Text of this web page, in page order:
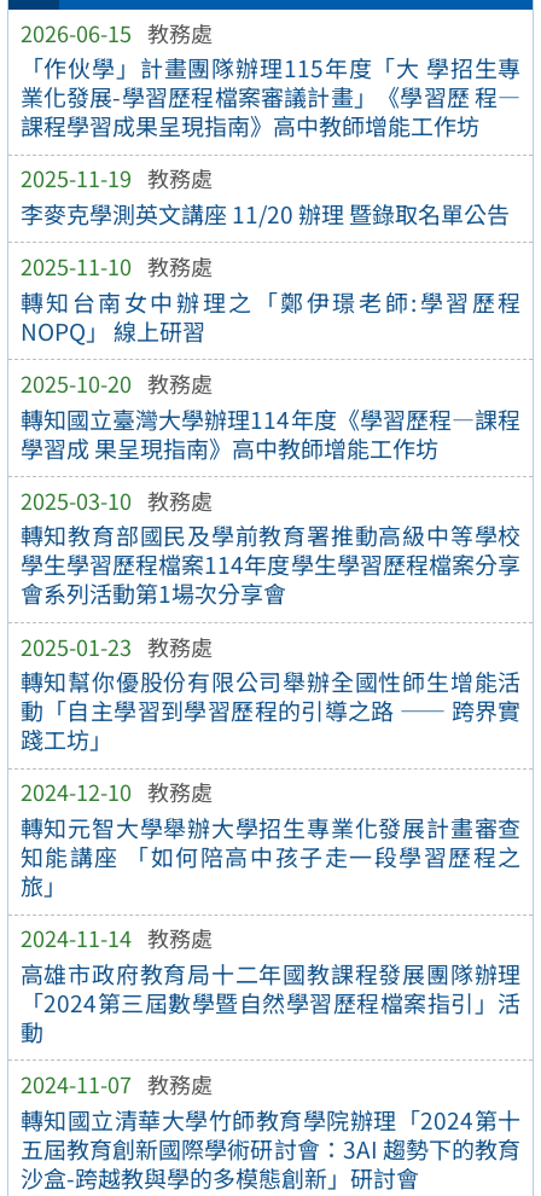
2026-06-15 教務處
「作伙學」計畫團隊辦理115年度「大 學招生專
業化發展-學習歷程檔案審議計畫」《學習歷 程—
課程學習成果呈現指南》高中教師增能工作坊
2025-11-19 教務處
李麥克學測英文講座 11/20 辦理 暨錄取名單公告
2025-11-10 教務處
轉知台南女中辦理之「鄭伊璟老師:學習歷程
NOPQ」 線上研習
2025-10-20 教務處
轉知國立臺灣大學辦理114年度《學習歷程—課程
學習成 果呈現指南》高中教師增能工作坊
2025-03-10 教務處
轉知教育部國民及學前教育署推動高級中等學校
學生學習歷程檔案114年度學生學習歷程檔案分享
會系列活動第1場次分享會
2025-01-23 教務處
轉知幫你優股份有限公司舉辦全國性師生增能活
動「自主學習到學習歷程的引導之路 —— 跨界實
踐工坊」
2024-12-10 教務處
轉知元智大學舉辦大學招生專業化發展計畫審查
知能講座 「如何陪高中孩子走一段學習歷程之
旅」
2024-11-14 教務處
高雄市政府教育局十二年國教課程發展團隊辦理
「2024第三屆數學暨自然學習歷程檔案指引」活
動
2024-11-07 教務處
轉知國立清華大學竹師教育學院辦理「2024第十
五屆教育創新國際學術研討會：3AI 趨勢下的教育
沙盒-跨越教與學的多模態創新」研討會